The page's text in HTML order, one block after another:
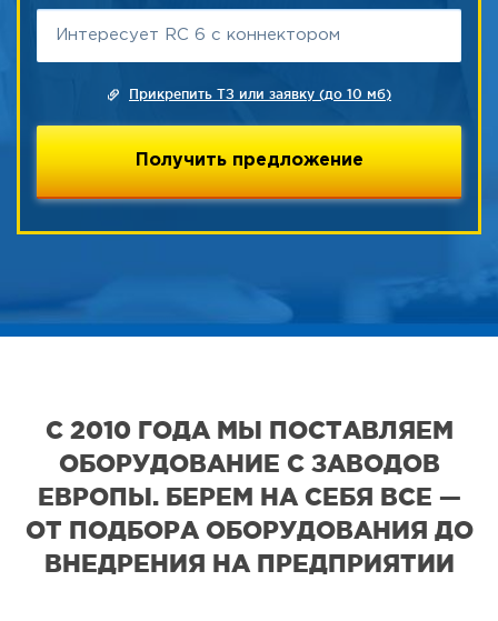
Прикрепить ТЗ или заявку (до 10 мб)
С 2010 ГОДА МЫ ПОСТАВЛЯЕМ
ОБОРУДОВАНИЕ С ЗАВОДОВ
ЕВРОПЫ. БЕРЕМ НА СЕБЯ ВСЕ —
ОТ ПОДБОРА ОБОРУДОВАНИЯ ДО
ВНЕДРЕНИЯ НА ПРЕДПРИЯТИИ